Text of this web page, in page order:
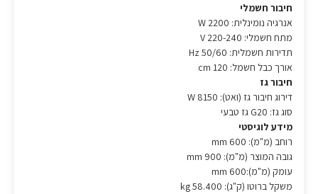
חיבור חשמלי
אנרגיה נומינלית: 2200 W
מתח חשמלי: 220-240 V
תדירות חשמלית: 50/60 Hz
אורך כבל חשמל: 120 cm
חיבור גז
דירוג חיבור גז (ואט): 8150 W
סוג גז: G20 גז טבעי
מידע לוגיסטי
רוחב (מ"מ): 600 mm
גובה המוצר (מ"מ): 900 mm
עומק (מ"מ):600 mm
משקל ברוטו (ק"ג): 58.400 kg